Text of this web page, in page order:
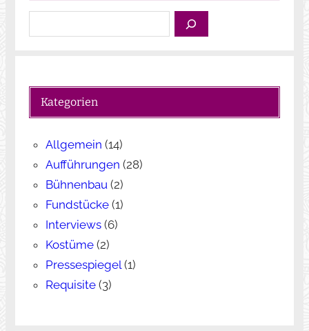
u
n
Kategorien
Allgemein (14)
Aufführungen (28)
Bühnenbau (2)
Fundstücke(1)
Interviews(6)
Kostüme(2)
Pressespiegel (1)
Requisite(3)